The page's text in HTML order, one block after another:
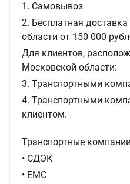
1. Самовывоз
2. Бесплатная
области от 150 000
Для клиентов,
Московской области:
3. Транспортными
4. Транспортными
клиентом.
Транспортные компании
• СДЭК
• ЕМС